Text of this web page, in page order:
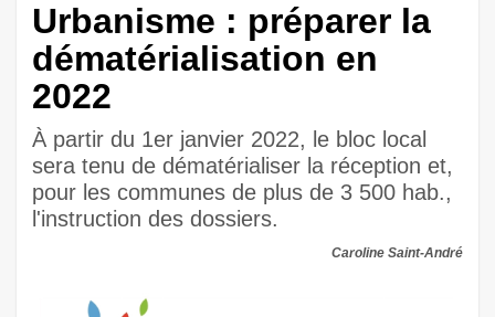
Urbanisme : préparer la
dématérialisation en
2022
À partir du 1er janvier 2022, le bloc local
sera tenu de dématérialiser la réception et,
pour les communes de plus de 3 500 hab.,
l'instruction des dossiers.
Caroline Saint-André